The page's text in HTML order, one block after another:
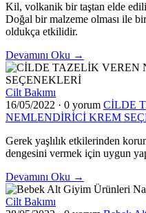
Kil, volkanik bir taştan elde
Doğal bir malzeme olması ile
oldukça etkilidir.
Devamını Oku →
Cilt Bakımı
16/05/2022 · 0 yorum CİLDE
NEMLENDİRİCİ KREM
Gerek yaşlılık etkilerinden
dengesini vermek için uygun
Devamını Oku →
Cilt Bakımı